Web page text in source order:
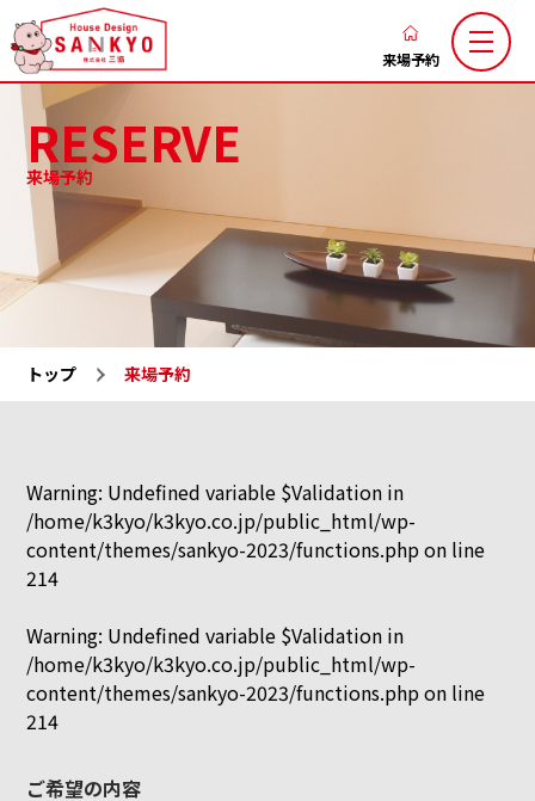
香
の
新
築
宅
な
ハ
デ
ザ
イ
協
来場予約
三協のこだわり
ブログ お知らせ
お客様の声 土地お気に入り
注文住宅
LaxsⅡ
会社概要 求人情報
資料請求・お問い合わせ
来場予約
RESERVE
来場予約
トップ 来場予約
Warning: Undefined variable $Validation in
/home/k3kyo/k3kyo.co.jp/public_html/wp-
content/themes/sankyo-2023/functions.phpon line
214
Warning: Undefined variable $Validation in
/home/k3kyo/k3kyo.co.jp/public_html/wp-
content/themes/sankyo-2023/functions.phpon line
214
ご希望の内容